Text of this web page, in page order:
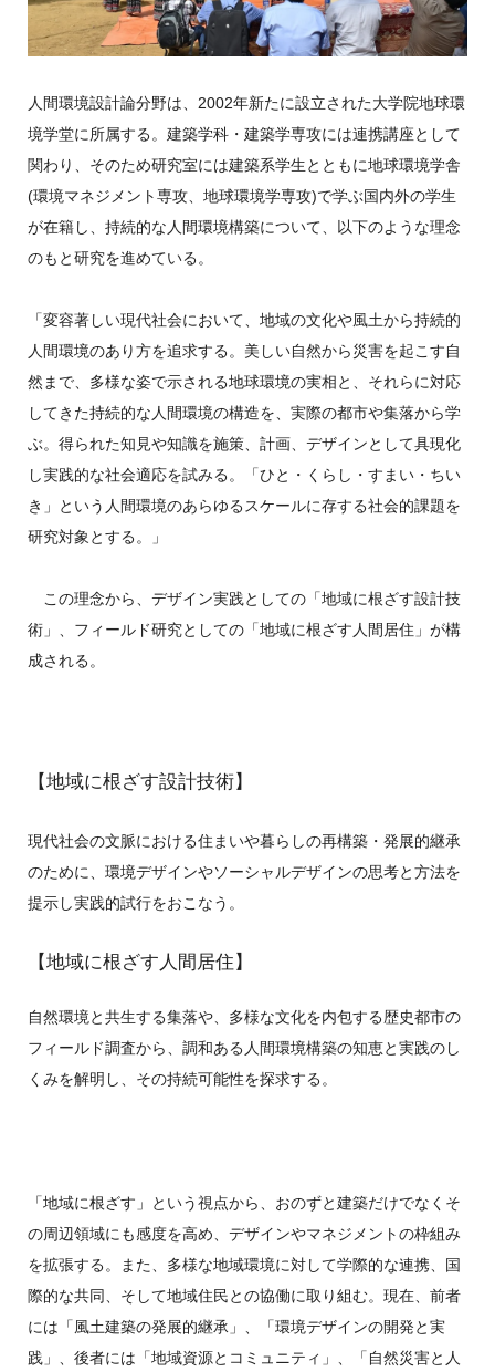
人間環境設計論分野は、2002年新たに設立された大学院地球環
境学堂に所属する。建築学科・建築学専攻には連携講座として
関わり、そのため研究室には建築系学生とともに地球環境学舎
(環境マネジメント専攻、地球環境学専攻)で学ぶ国内外の学生
が在籍し、持続的な人間環境構築について、以下のような理念
のもと研究を進めている。
「変容著しい現代社会において、地域の文化や風土から持続的
人間環境のあり方を追求する。美しい自然から災害を起こす自
然まで、多様な姿で示される地球環境の実相と、それらに対応
してきた持続的な人間環境の構造を、実際の都市や集落から学
ぶ。得られた知見や知識を施策、計画、デザインとして具現化
し実践的な社会適応を試みる。「ひと・くらし・すまい・ちい
き」という人間環境のあらゆるスケールに存する社会的課題を
研究対象とする。」
この理念から、デザイン実践としての「地域に根ざす設計技
術」、フィールド研究としての「地域に根ざす人間居住」が構
成される。
【地域に根ざす設計技術】
現代社会の文脈における住まいや暮らしの再構築・発展的継承
のために、環境デザインやソーシャルデザインの思考と方法を
提示し実践的試行をおこなう。
【地域に根ざす人間居住】
自然環境と共生する集落や、多様な文化を内包する歴史都市の
フィールド調査から、調和ある人間環境構築の知恵と実践のし
くみを解明し、その持続可能性を探求する。
「地域に根ざす」という視点から、おのずと建築だけでなくそ
の周辺領域にも感度を高め、デザインやマネジメントの枠組み
を拡張する。また、多様な地域環境に対して学際的な連携、国
際的な共同、そして地域住民との協働に取り組む。現在、前者
には「風土建築の発展的継承」、「環境デザインの開発と実
践」、後者には「地域資源とコミュニティ」、「自然災害と人